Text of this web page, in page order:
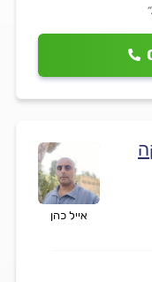
אייל כהן